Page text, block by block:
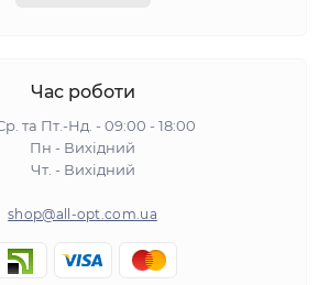
Час роботи
та Пт.-Нд. - 09:00 - 18:00
Пн - Вихідний
Чт. - Вихідний
shop@all-opt.com.ua